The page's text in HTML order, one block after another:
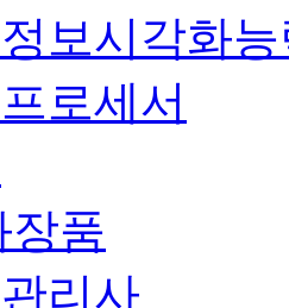
보시각화
로세서
장품
리사